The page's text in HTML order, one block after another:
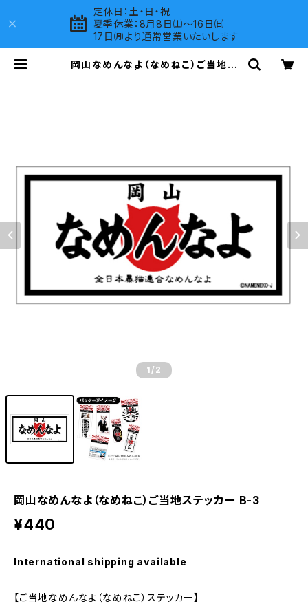
定休日：土・日・祝
夏季休業：8月8日㈯～16日㈰
17日㈪より通常営業いたいします
岡山なめんなよ（なめねこ）ご当地ス
1 /2
岡山なめんなよ（なめねこ）ご当地ステッカー B-3
¥440
International shipping available
【ご当地なめんなよ（なめねこ）ステッカー】